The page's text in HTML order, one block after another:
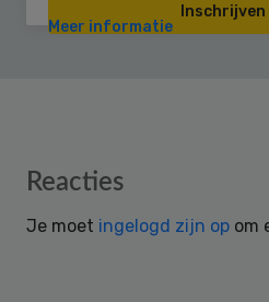
Inschrijven
Meer informatie
Reader
Reacties
Je moet ingelogd zijn op om